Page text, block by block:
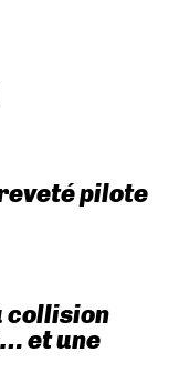
pilote
collision
et une